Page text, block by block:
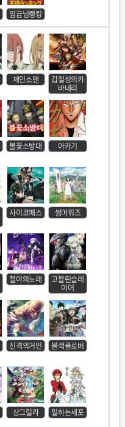
임금님랭킹
체인소맨 갑철성의카
바네리
불꽃소방대 아카기
사이코패스 썸머워즈
철야의노래 고블린슬레
이어
진격의거인 블랙클로버
샹그릴라 일하는세포